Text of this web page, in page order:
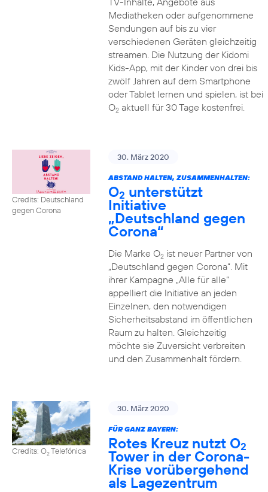
Mediatheken oder aufgenommene
Sendungen auf bis zu vier
verschiedenen Geräten gleichzeitig
streamen. Die Nutzung der Kidomi
Kids-App, mit der Kinder von drei bis
zwölf Jahren auf dem Smartphone
oder Tablet lernen und spielen, ist bei
O2aktuell für 30 Tage kostenfrei.
Credits: Deutschland
gegen Corona
30. März 2020
ABSTAND HALTEN, ZUSAMMENHALTEN:
O2 unterstützt
Initiative
„Deutschland gegen
Corona“
Die Marke O2ist neuer Partner von
„Deutschland gegen Corona“. Mit
ihrer Kampagne „Alle für alle“
appelliert die Initiative an jeden
Einzelnen, den notwendigen
Sicherheitsabstand im öffentlichen
Raum zu halten. Gleichzeitig
möchte sie Zuversicht verbreiten
und den Zusammenhalt fördern.
Credits: O2Telefónica
30. März 2020
FÜR GANZ BAYERN:
Rotes Kreuz nutzt O2
Tower in der Corona-
Krise vorübergehend
als Lagezentrum